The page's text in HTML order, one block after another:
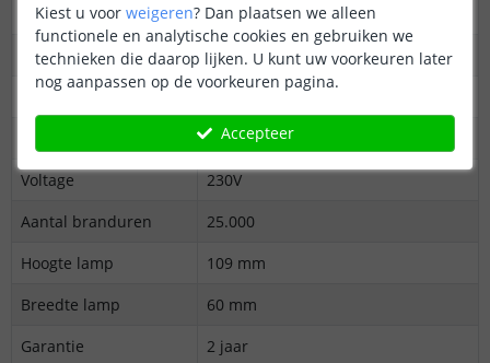
(Kelvin)
Lichtopbrengst
1100 Lumen
Dimbaar
E27
Voltage
230V
Aantal branduren
25.000
Hoogte lamp
109 mm
Breedte lamp
60 mm
Garantie
2 jaar
Kiest u voor weigeren? Dan plaatsen we alleen
functionele en analytische cookies en gebruiken we
technieken die daarop lijken. U kunt uw voorkeuren later
nog aanpassen op de voorkeuren pagina.
Accepteer